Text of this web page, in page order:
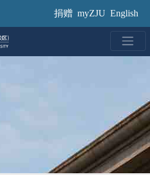
捐赠 myZJU English